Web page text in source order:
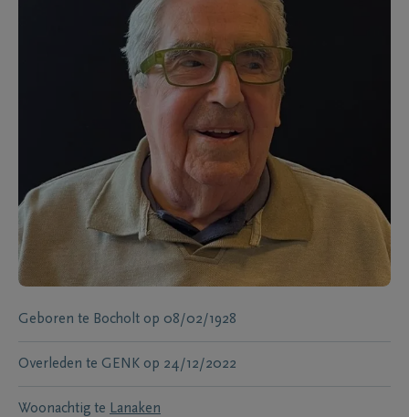
Geboren te Bocholt op 08/02/1928
Overleden te GENK op 24/12/2022
Woonachtig te Lanaken